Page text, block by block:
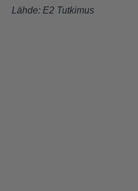
Lähde: E2 Tutkimus